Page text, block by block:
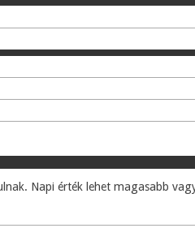
Napi érték lehet magasabb